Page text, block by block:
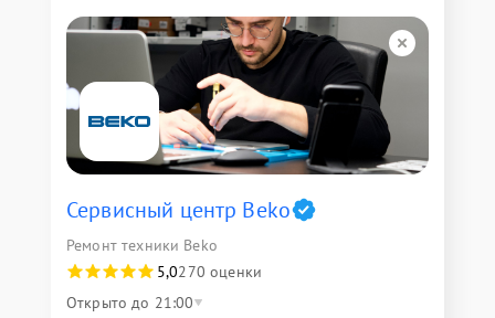
Сервисный центр Beko
Ремонт техники Beko
5,0270 оценки
Открыто до 21:00